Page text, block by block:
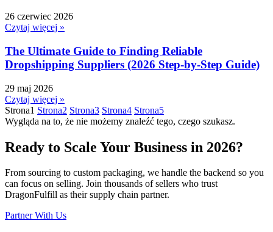
26 czerwiec 2026
Czytaj więcej »
The Ultimate Guide to Finding Reliable
Dropshipping Suppliers (2026 Step-by-Step Guide)
29 maj 2026
Czytaj więcej »
Strona1 Strona2 Strona3 Strona4 Strona5
Wygląda na to, że nie możemy znaleźć tego, czego szukasz.
Ready to Scale Your Business in 2026?
From sourcing to custom packaging, we handle the backend so you
can focus on selling. Join thousands of sellers who trust
DragonFulfill as their supply chain partner.
Partner With Us